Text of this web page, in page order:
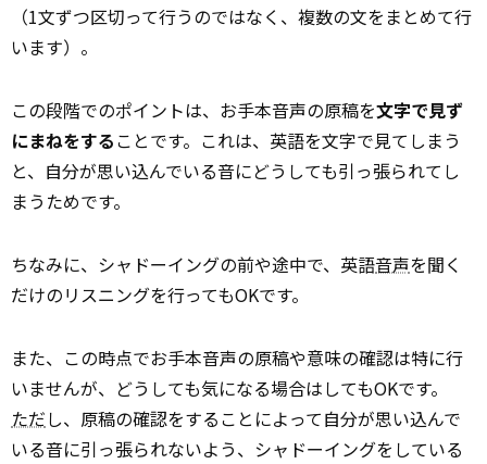
（1文ずつ区切って行うのではなく、複数の文をまとめて行
います）。
この段階でのポイントは、お手本音声の原稿を文字で見ず
にまねをすることです。これは、英語を文字で見てしまう
と、自分が思い込んでいる音にどうしても引っ張られてし
まうためです。
ちなみに、シャドーイングの前や途中で、英語音声を聞く
だけのリスニングを行ってもOKです。
また、この時点でお手本音声の原稿や意味の確認は特に行
いませんが、どうしても気になる場合はしてもOKです。
ただし、原稿の確認をすることによって自分が思い込んで
いる音に引っ張られないよう、シャドーイングをしている